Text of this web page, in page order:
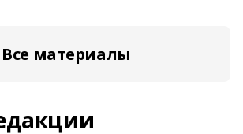
Все материалы